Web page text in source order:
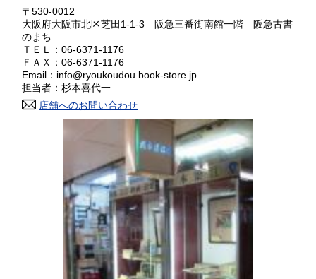
岡山県
山口県
香川県 1,080円
高知県 1,080円
1,190円 長崎県
1,190円 大分県
1,190円 鹿児島県
1,690円
〒530-0012
大阪府大阪市北区芝田1-1-3 阪急三番街南館一階 阪急古書
のまち
ＴＥＬ：06-6371-1176
ＦＡＸ：06-6371-1176
Email：info@ryoukoudou.book-store.jp
担当者：杉本喜代一
店舗へのお問い合わせ